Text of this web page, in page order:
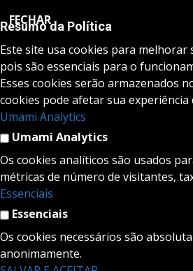
FECHAR
Resumo da Política
Este site usa cookies para
pois são essenciais para o
Esses cookies serão armazenados
cookies pode afetar sua experiência
Umami Analytics
Umami Analytics
Os cookies analíticos são usados
métricas de número de visitantes,
Essenciais
Essenciais
Os cookies necessários são
anonimamente.